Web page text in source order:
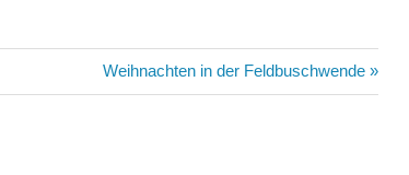
Nächster
Beitrag:
Weihnachten in der Feldbuschwende